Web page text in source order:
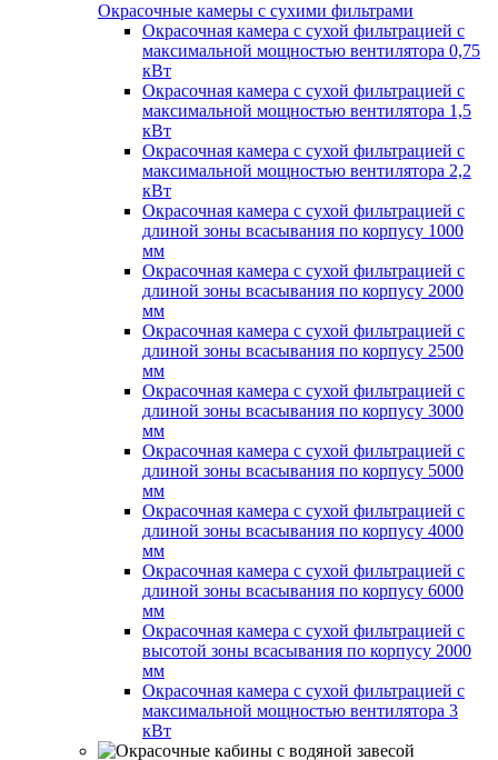
Окрасочные камеры с сухими фильтрами
Окрасочная камера с сухой фильтрацией с
максимальной мощностью вентилятора 0,75
кВт
Окрасочная камера с сухой фильтрацией с
максимальной мощностью вентилятора 1,5
кВт
Окрасочная камера с сухой фильтрацией с
максимальной мощностью вентилятора 2,2
кВт
Окрасочная камера с сухой фильтрацией с
длиной зоны всасывания по корпусу 1000
мм
Окрасочная камера с сухой фильтрацией с
длиной зоны всасывания по корпусу 2000
мм
Окрасочная камера с сухой фильтрацией с
длиной зоны всасывания по корпусу 2500
мм
Окрасочная камера с сухой фильтрацией с
длиной зоны всасывания по корпусу 3000
мм
Окрасочная камера с сухой фильтрацией с
длиной зоны всасывания по корпусу 5000
мм
Окрасочная камера с сухой фильтрацией с
длиной зоны всасывания по корпусу 4000
мм
Окрасочная камера с сухой фильтрацией с
длиной зоны всасывания по корпусу 6000
мм
Окрасочная камера с сухой фильтрацией с
высотой зоны всасывания по корпусу 2000
мм
Окрасочная камера с сухой фильтрацией с
максимальной мощностью вентилятора 3
кВт